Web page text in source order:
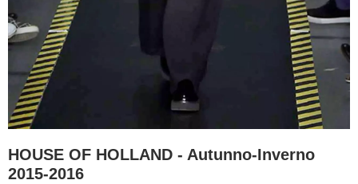
HOUSE OF HOLLAND - Autunno-Inverno
2015-2016